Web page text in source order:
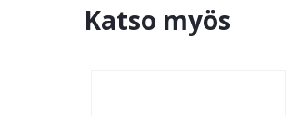
Katso myös